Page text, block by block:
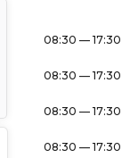
08:30 — 17:30
08:30 — 17:30
08:30 — 17:30
08:30 — 17:30